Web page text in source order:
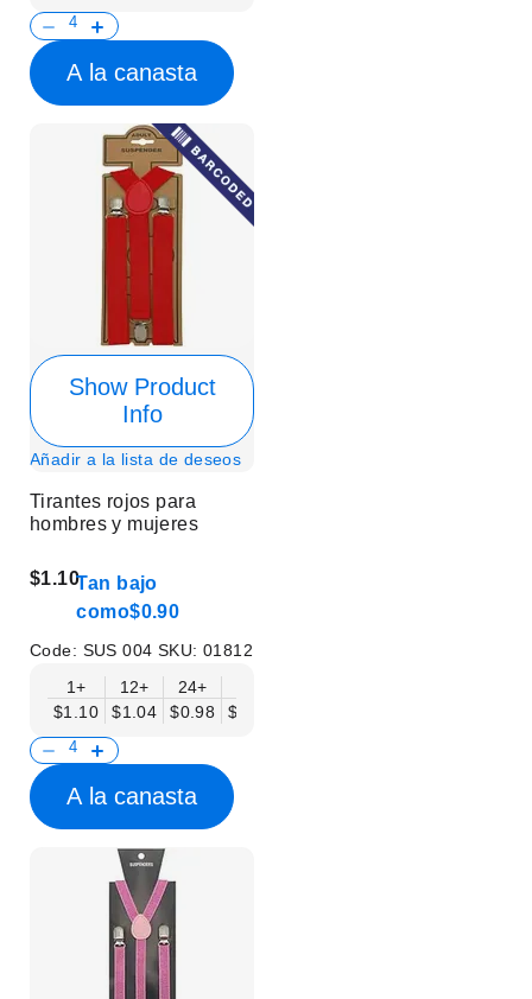
A la canasta
Show Product
Info
Añadir a la lista de deseos
Tirantes rojos para
hombres y mujeres
$1.10Tan bajo
como$0.90
Code: SUS 004 SKU:01812
1+
$1.10
12+
$1.04
24+
$0.98
$0.90
A la canasta